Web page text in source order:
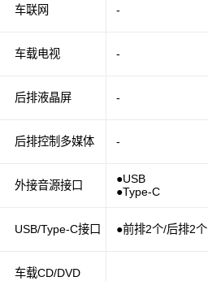
车联网
车载电视
后排液晶屏
后排控制多媒体
外接音源接口
USB/Type-C接口
车载CD/DVD
-
-
-
-
●USB
●Type-C
●前排2个/后排2个